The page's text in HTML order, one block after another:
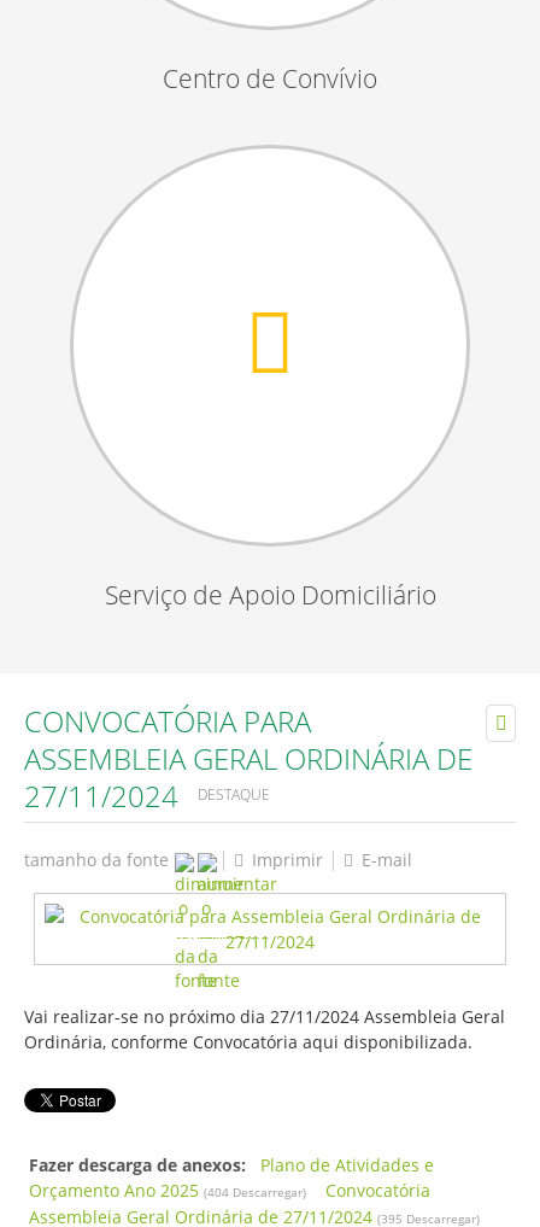
Centro de Convívio
Serviço de Apoio Domiciliário
CONVOCATÓRIA PARA
ASSEMBLEIA GERAL ORDINÁRIA DE
27/11/2024
DESTAQUE
tamanho da fonte Imprimir E-mail
Vai realizar-se no próximo dia 27/11/2024 Assembleia Geral
Ordinária, conforme Convocatória aqui disponibilizada.
Fazer descarga de anexos:
Plano de Atividades e
Orçamento Ano 2025 (404 Descarregar)
Convocatória
Assembleia Geral Ordinária de 27/11/2024 (395 Descarregar)